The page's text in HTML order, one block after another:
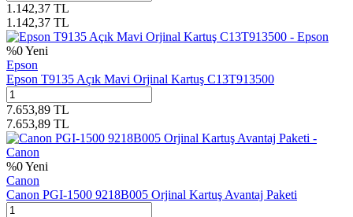
1.142,37 TL
1.142,37 TL
%0Yeni
Epson
Epson T9135 Açık Mavi Orjinal Kartuş C13T913500
7.653,89 TL
7.653,89 TL
%0Yeni
Canon
Canon PGI-1500 9218B005 Orjinal Kartuş Avantaj Paketi